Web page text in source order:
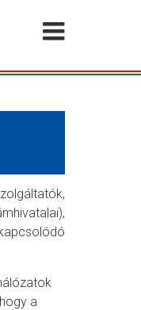
Akadálymentesítési
Menü
a